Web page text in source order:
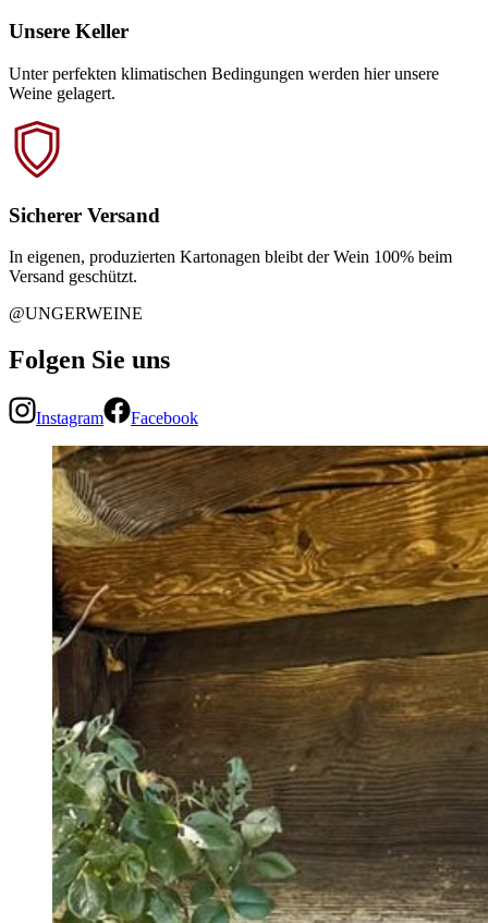
Unsere Keller
Unter perfekten klimatischen Bedingungen werden hier unsere
Weine gelagert.
Sicherer Versand
In eigenen, produzierten Kartonagen bleibt der Wein 100% beim
Versand geschützt.
@UNGERWEINE
Folgen Sie uns
Instagram Facebook